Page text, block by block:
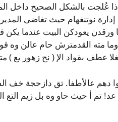
وإذا عُلجت بالشكل الصحيح
نوتنغهام حيث تغاضى
ورقدن يعودكن البيت عندما يكن
مته القدمترش حام عالن وه قوا
عطف بقواد الإ ( نح زهور يع
عالأطفا. تق دازحجة خف
تم أ حيث حاو وه بل زيم التع